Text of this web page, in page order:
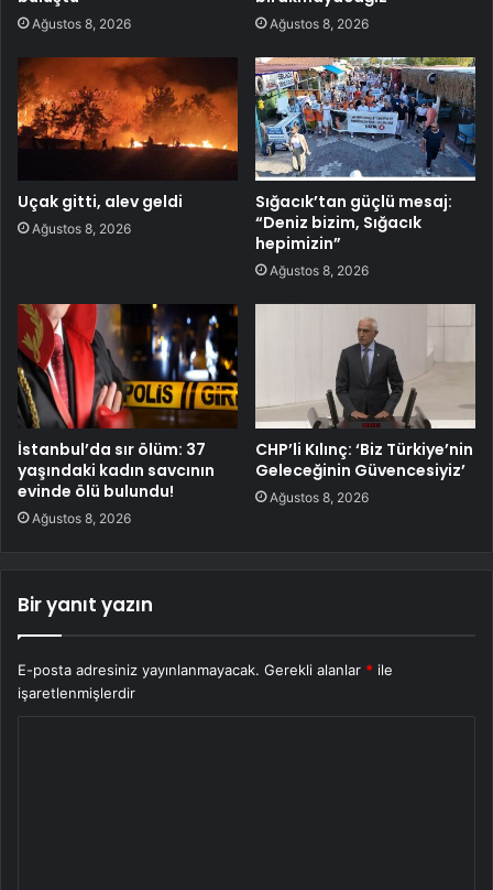
Ağustos 8, 2026 Ağustos 8, 2026
Uçak gitti, alev geldi
Ağustos 8, 2026
Sığacık’tan güçlü mesaj:
“Deniz bizim, Sığacık
hepimizin”
Ağustos 8, 2026
İstanbul’da sır ölüm: 37
yaşındaki kadın savcının
evinde ölü bulundu!
Ağustos 8, 2026
CHP’li Kılınç: ‘Biz Türkiye’nin
Geleceğinin Güvencesiyiz’
Ağustos 8, 2026
Bir yanıt yazın
E-posta adresiniz yayınlanmayacak. Gerekli alanlar * ile
işaretlenmişlerdir